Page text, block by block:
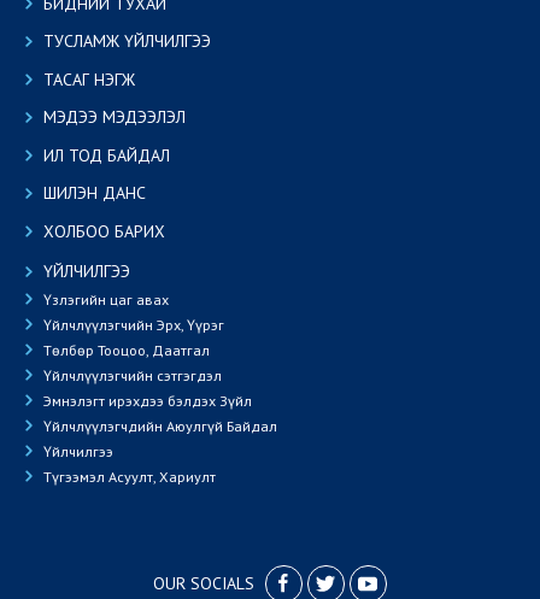
ТУСЛАМЖ ҮЙЛЧИЛГЭЭ
ТАСАГ НЭГЖ
МЭДЭЭ МЭДЭЭЛЭЛ
ИЛ ТОД БАЙДАЛ
ШИЛЭН ДАНС
ХОЛБОО БАРИХ
ҮЙЛЧИЛГЭЭ
Үзлэгийн цаг авах
Үйлчлүүлэгчийн Эрх, Үүрэг
Төлбөр Тооцоо, Даатгал
Үйлчлүүлэгчийн сэтгэгдэл
Эмнэлэгт ирэхдээ бэлдэх Зүйл
Үйлчлүүлэгчдийн Аюулгүй Байдал
Үйлчилгээ
Түгээмэл Асуулт, Хариулт
OUR SOCIALS